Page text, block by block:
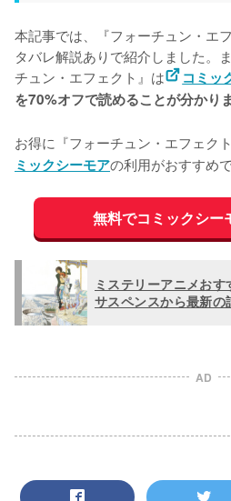
本記事では、『フォーチュン・エ
タバレ解説ありで紹介しました。
チュン・エフェクト』は
コミッ
を70%オフで読めることが分かり
お得に『フォーチュン・エフェク
ミックシーモアの利用がおすすめで
無料でコミックシー
ミステリーアニメお
サスペンスから最新の
AD